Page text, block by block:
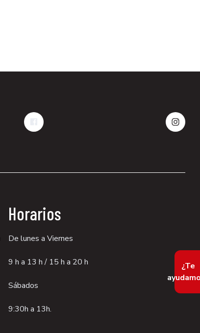
¿Te
Horarios
De lunes a Viernes
9 h a 13 h / 15 h a 20 h
Sábados
9:30h a 13h.